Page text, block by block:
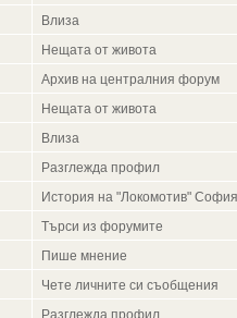
Влиза
Нещата от живота
Архив на централния форум
Нещата от живота
Влиза
Разглежда профил
История на "Локомотив" София
Търси из форумите
Пише мнение
Чете личните си съобщения
Разглежда профил